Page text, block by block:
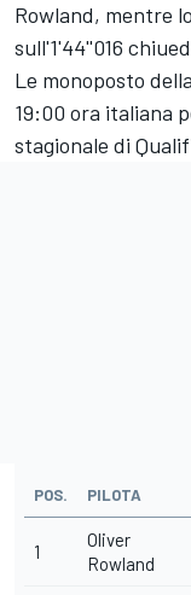
Rowland, mentre
sull'1'44''016
Le monoposto
19:00 ora italiana
stagionale di
POS. PILOTA
1
Oliver
Rowland